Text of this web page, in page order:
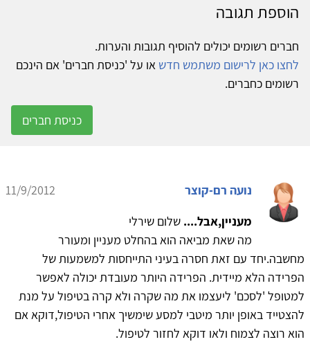
הוספת תגובה
חברים רשומים יכולים להוסיף תגובות והערות.
לחצו כאן לרישום משתמש חדש או על 'כניסת חברים' אם הינכם
רשומים כחברים.
כניסת חברים
נועה רם-קוצר
11/9/2012
מעניין,אבל.... שלום שירלי
מה שאת מביאה הוא בהחלט מעניין ומעורר
מחשבה.יחד עם זאת חסרה בעיני התייחסות למשמעות של
הפרידה הלא מיידית. הפרידה היותר מעובדת יכולה לאפשר
למטופל 'לסכם' ליעצמו את מה שקרה ולא קרה בטיפול על מנת
להצטייד באופן יותר מיטבי למסע שימשיך אחרי הטיפול,דוקא אם
הוא רוצה לצמוח ולאו דוקא לחזור לטיפול.